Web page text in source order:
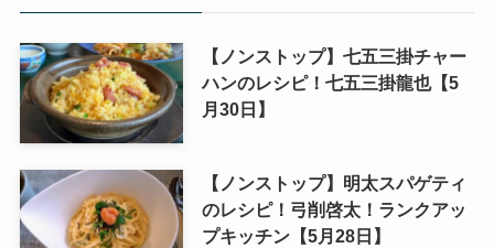
【ノンストップ】七五三掛チャー
ハンのレシピ！七五三掛龍也【5
月30日】
【ノンストップ】明太スパゲティ
のレシピ！弓削啓太！ランクアッ
プキッチン【5月28日】